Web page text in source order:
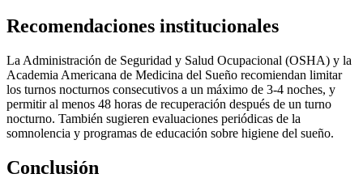
Recomendaciones institucionales
La Administración de Seguridad y Salud Ocupacional (OSHA) y la
Academia Americana de Medicina del Sueño recomiendan limitar
los turnos nocturnos consecutivos a un máximo de 3-4 noches, y
permitir al menos 48 horas de recuperación después de un turno
nocturno. También sugieren evaluaciones periódicas de la
somnolencia y programas de educación sobre higiene del sueño.
Conclusión